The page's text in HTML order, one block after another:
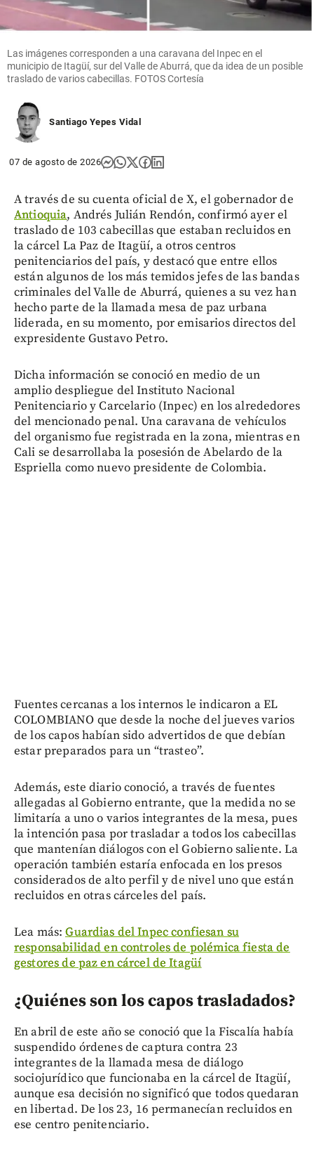
Las imágenes corresponden a una caravana del Inpec en el
municipio de Itagüí, sur del Valle de Aburrá, que da idea de un posible
traslado de varios cabecillas. FOTOS Cortesía
Santiago Yepes Vidal
07 de agosto de 2026
A través de su cuenta oficial de X, el gobernador de
Antioquia, Andrés Julián Rendón, confirmó ayer el
traslado de 103 cabecillas que estaban recluidos en
la cárcel La Paz de Itagüí, a otros centros
penitenciarios del país, y destacó que entre ellos
están algunos de los más temidos jefes de las bandas
criminales del Valle de Aburrá, quienes a su vez han
hecho parte de la llamada mesa de paz urbana
liderada, en su momento, por emisarios directos del
expresidente Gustavo Petro.
Dicha información se conoció en medio de un
amplio despliegue del Instituto Nacional
Penitenciario y Carcelario (Inpec) en los alrededores
del mencionado penal. Una caravana de vehículos
del organismo fue registrada en la zona, mientras en
Cali se desarrollaba la posesión de Abelardo de la
Espriella como nuevo presidente de Colombia.
Fuentes cercanas a los internos le indicaron a EL
COLOMBIANO que desde la noche del jueves varios
de los capos habían sido advertidos de que debían
estar preparados para un “trasteo”.
Además, este diario conoció, a través de fuentes
allegadas al Gobierno entrante, que la medida no se
limitaría a uno o varios integrantes de la mesa, pues
la intención pasa por trasladar a todos los cabecillas
que mantenían diálogos con el Gobierno saliente. La
operación también estaría enfocada en los presos
considerados de alto perfil y de nivel uno que están
recluidos en otras cárceles del país.
Lea más:Guardias del Inpec confiesan su
responsabilidad en controles de polémica fiesta de
gestores de paz en cárcel de Itagüí
¿Quiénes son los capos trasladados?
En abril de este año se conoció que la Fiscalía había
suspendido órdenes de captura contra 23
integrantes de la llamada mesa de diálogo
sociojurídico que funcionaba en la cárcel de Itagüí,
aunque esa decisión no significó que todos quedaran
en libertad. De los 23, 16 permanecían recluidos en
ese centro penitenciario.